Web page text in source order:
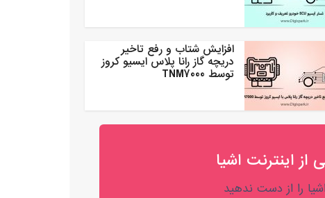
افزایش شتاب و رفع تاخیر
دریچه گاز رانا پلاس ایسیو کروز
توسط TNM7000
از اینترنت اشیا
را از دست ندهید